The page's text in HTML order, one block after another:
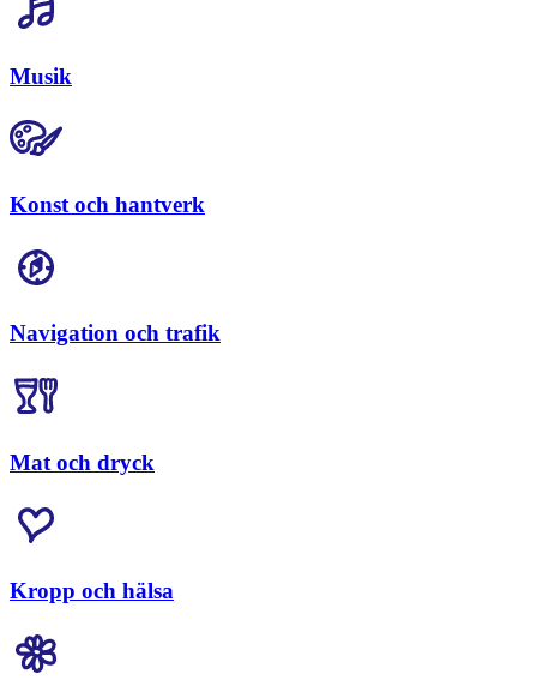
Musik
Konst och hantverk
Navigation och trafik
Mat och dryck
Kropp och hälsa